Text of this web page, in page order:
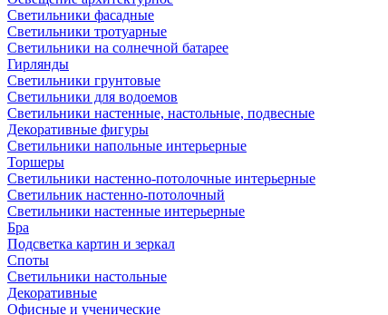
Светильники фасадные
Светильники тротуарные
Светильники на солнечной батарее
Гирлянды
Светильники грунтовые
Светильники для водоемов
Светильники настенные, настольные, подвесные
Декоративные фигуры
Светильники напольные интерьерные
Торшеры
Светильники настенно-потолочные интерьерные
Светильник настенно-потолочный
Светильники настенные интерьерные
Бра
Подсветка картин и зеркал
Споты
Светильники настольные
Декоративные
Офисные и ученические